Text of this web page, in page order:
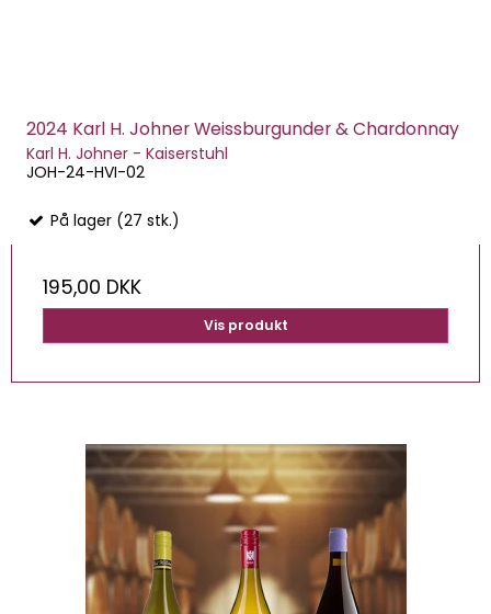
2024 Karl H. Johner Weissburgunder & Chardonnay
Karl H. Johner - Kaiserstuhl
JOH-24-HVI-02
På lager (27 stk.)
195,00 DKK
Vis produkt